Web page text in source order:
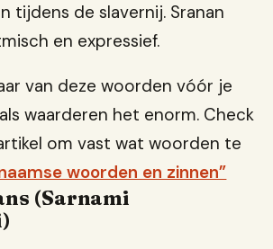
tijdens de slavernij. Sranan
en expressief.
van deze woorden vóór je
waarderen het enorm. Check
om vast wat woorden te
woorden en zinnen”
(Sarnami